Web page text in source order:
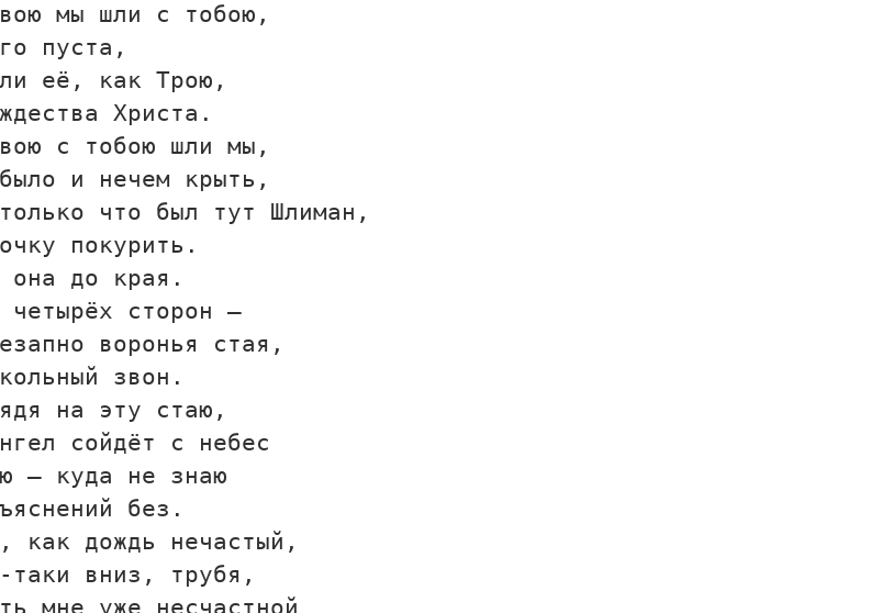
мы шли с тобою,
пуста,
её, как Трою,
Христа.
с тобою шли мы,
и нечем крыть,
что был тут Шлиман,
покурить.
она до края.
четырёх сторон —
воронья стая,
звон.
на эту стаю,
сойдёт с небес
— куда не знаю
без.
как дождь нечастый,
таки вниз, трубя,
мне уже несчастной